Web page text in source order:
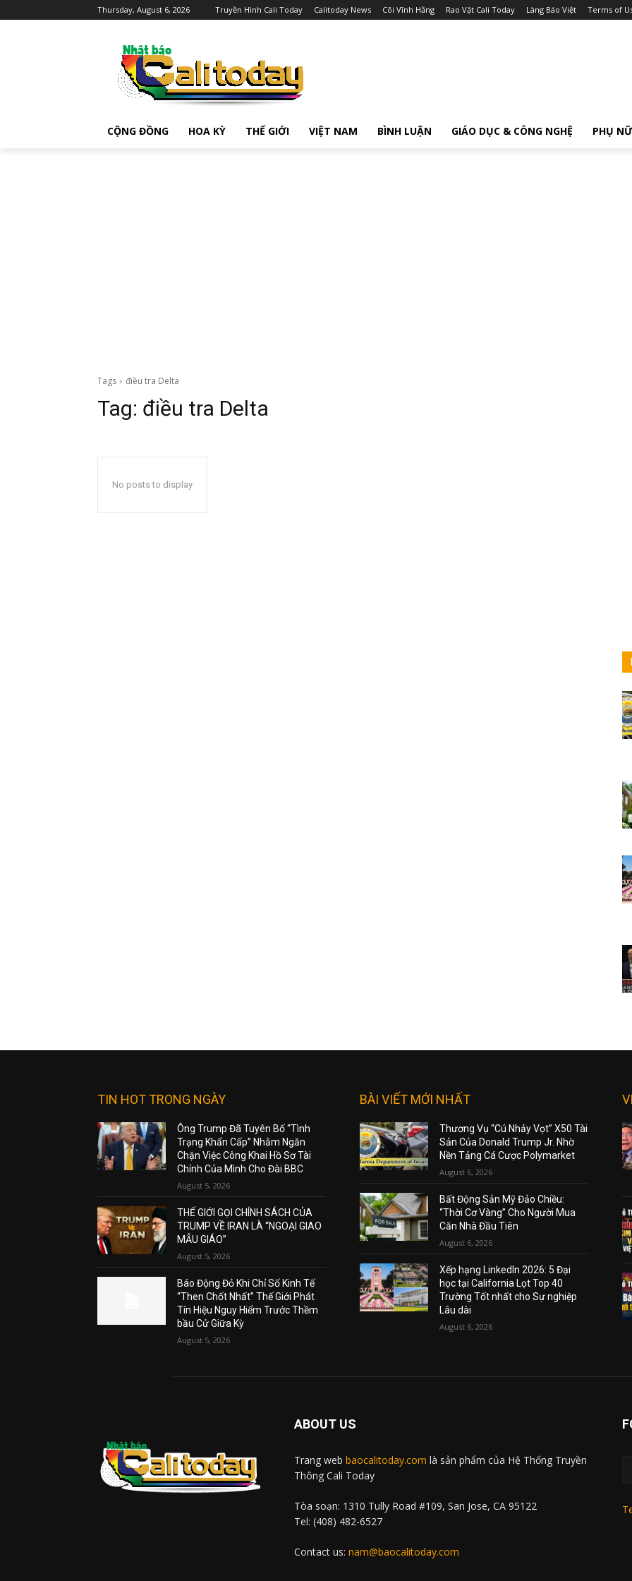
Thursday, August 6, 2026 Truyền Hình Cali Today Calitoday News Cõi Vĩnh Hằng Rao Vặt Cali Today Làng Báo Việt Terms of
CỘNG ĐỒNG HOA KỲ THẾ GIỚI VIỆT NAM BÌNH LUẬN GIÁO DỤC & CÔNG NGHỆ PHỤ NỮ
Tags điều tra Delta
Tag: điều tra Delta
No posts to display
TIN HOT TRONG NGÀY
Ông Trump Đã Tuyên Bố “Tình
Trạng Khẩn Cấp” Nhằm Ngăn
Chặn Việc Công Khai Hồ Sơ Tài
Chính Của Mình Cho Đài BBC
August 5, 2026
THẾ GIỚI GỌI CHÍNH SÁCH CỦA
TRUMP VỀ IRAN LÀ “NGOẠI GIAO
MẪU GIÁO”
August 5, 2026
Báo Động Đỏ Khi Chỉ Số Kinh Tế
“Then Chốt Nhất” Thế Giới Phát
Tín Hiệu Nguy Hiểm Trước Thềm
bầu Cử Giữa Kỳ
August 5, 2026
BÀI VIẾT MỚI NHẤT
Thương Vụ “Cú Nhảy Vọt” X50 Tài
Sản Của Donald Trump Jr. Nhờ
Nền Tảng Cá Cược Polymarket
August 6, 2026
Bất Động Sản Mỹ Đảo Chiều:
“Thời Cơ Vàng” Cho Người Mua
Căn Nhà Đầu Tiên
August 6, 2026
Xếp hạng LinkedIn 2026: 5 Đại
học tại California Lọt Top 40
Trường Tốt nhất cho Sự nghiệp
Lâu dài
August 6, 2026
ABOUT US
Trang web baocalitoday.com là sản phẩm của Hệ Thống Truyền
Thông Cali Today
Tòa soạn: 1310 Tully Road #109, San Jose, CA 95122
Tel: (408) 482-6527
Contact us: nam@baocalitoday.com